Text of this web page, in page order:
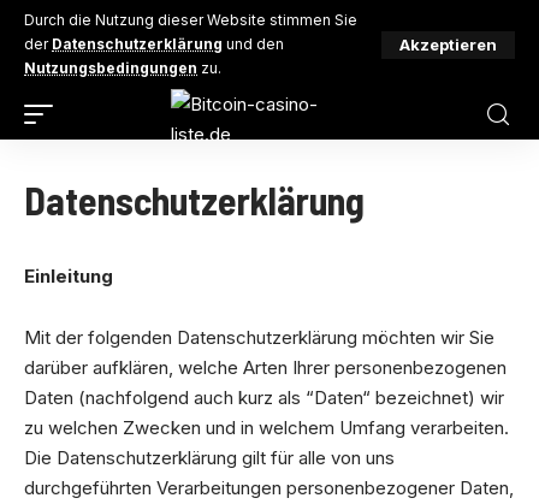
Durch die Nutzung dieser Website stimmen Sie
der Datenschutzerklärung und den
Nutzungsbedingungen zu.
Akzeptieren
Datenschutzerklärung
Einleitung
Mit der folgenden Datenschutzerklärung möchten wir Sie
darüber aufklären, welche Arten Ihrer personenbezogenen
Daten (nachfolgend auch kurz als “Daten“ bezeichnet) wir
zu welchen Zwecken und in welchem Umfang verarbeiten.
Die Datenschutzerklärung gilt für alle von uns
durchgeführten Verarbeitungen personenbezogener Daten,